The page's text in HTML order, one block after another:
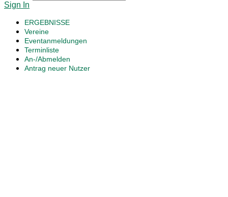
Sign In
ERGEBNISSE
Vereine
Eventanmeldungen
Terminliste
An-/Abmelden
Antrag neuer Nutzer